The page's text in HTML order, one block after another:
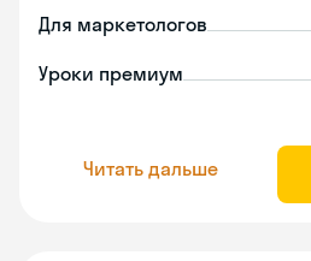
Для маркетологов
Уроки премиум
Читать дальше